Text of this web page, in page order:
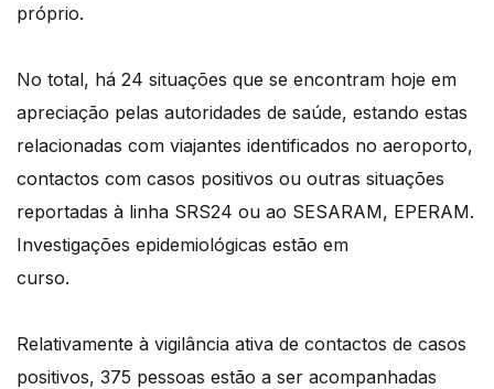
próprio.
No total, há 24 situações que se encontram hoje em
apreciação pelas autoridades de saúde, estando estas
relacionadas com viajantes identificados no aeroporto,
contactos com casos positivos ou outras situações
reportadas à linha SRS24 ou ao SESARAM, EPERAM.
Investigações epidemiológicas estão em
curso.
Relativamente à vigilância ativa de contactos de casos
positivos, 375 pessoas estão a ser acompanhadas